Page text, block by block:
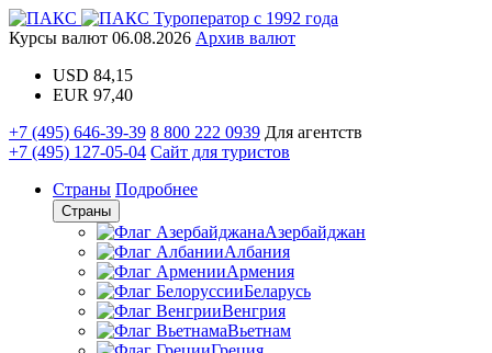
Туроператор с 1992 года
Курсы валют 06.08.2026 Архив валют
USD 84,15
EUR 97,40
+7 (495) 646-39-39 8 800 222 0939 Для агентств
+7 (495) 127-05-04 Сайт для туристов
Страны Подробнее
Страны
Азербайджан
Албания
Армения
Беларусь
Венгрия
Вьетнам